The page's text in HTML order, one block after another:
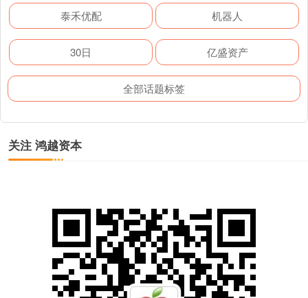
泰禾优配 机器人
30日 亿盛资产
全部话题标签
关注 鸿越资本